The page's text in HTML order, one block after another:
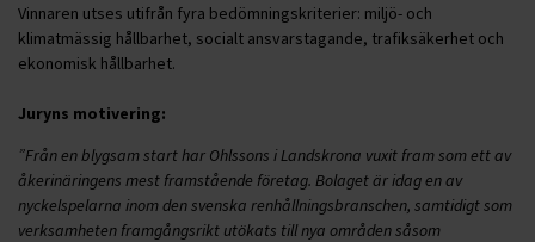
Vinnaren utses utifrån fyra bedömningskriterier: miljö- och
klimatmässig hållbarhet, socialt ansvarstagande, trafiksäkerhet och
ekonomisk hållbarhet.
Juryns motivering:
”Från en blygsam start har Ohlssons i Landskrona vuxit fram som ett av
åkerinäringens mest framstående företag. Bolaget är idag en av
nyckelspelarna inom den svenska renhållningsbranschen, samtidigt som
verksamheten framgångsrikt utökats till nya områden såsom